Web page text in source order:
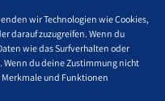
wir Technologien wie Cookies,
darauf zuzugreifen. Wenn du
wie das Surfverhalten oder
Wenn du deine Zustimmung nicht
und Funktionen